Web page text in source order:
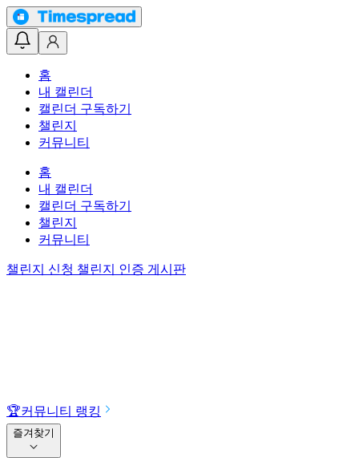
홈
내 캘린더
캘린더 구독하기
챌린지
커뮤니티
홈
내 캘린더
캘린더 구독하기
챌린지
커뮤니티
챌린지 신청 챌린지 인증 게시판
🏆커뮤니티 랭킹
즐겨찾기